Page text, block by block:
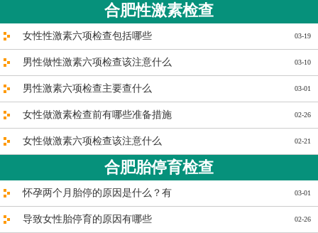
合肥性激素检查
03-19
女性性激素六项检查包括哪些
03-10
男性做性激素六项检查该注意什么
03-01
男性激素六项检查主要查什么
02-26
女性做激素检查前有哪些准备措施
02-21
女性做激素六项检查该注意什么
合肥胎停育检查
03-01
怀孕两个月胎停的原因是什么？有
02-26
导致女性胎停育的原因有哪些